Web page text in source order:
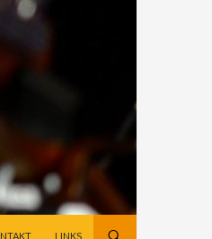
LINKS